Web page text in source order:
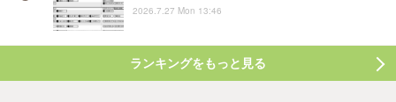
2026.7.27 Mon 13:46
ランキングをもっと見る